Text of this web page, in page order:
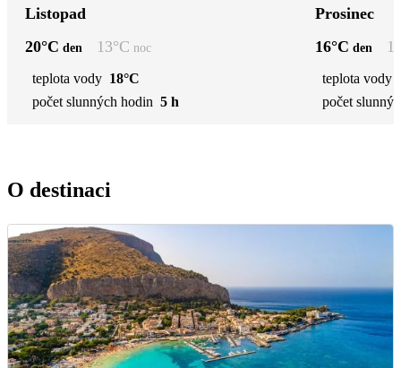
Listopad
20°C den 13°C noc
teplota vody 18°C
počet slunných hodin 5 h
Prosinec
16°C den 11
teplota vody
počet
O destinaci